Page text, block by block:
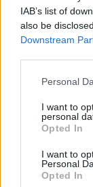
IAB’s list of
also be
Downstream
Please note
not limited to
grant or deny
use your data
consent section.
Personal
I want to
personal
Opted In
I want to
Personal
Opted In
Elfelejtette